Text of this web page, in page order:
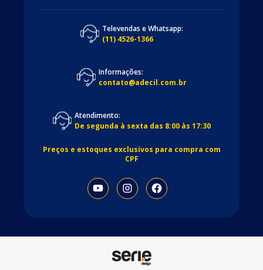
Televendas e Whatsapp:
(11) 4526-1366
Informações:
contato@adecil.com.br
Atendimento:
De segunda à sexta das 8:00 às 17:30
Preços e estoques exclusivos para compra com
CPF